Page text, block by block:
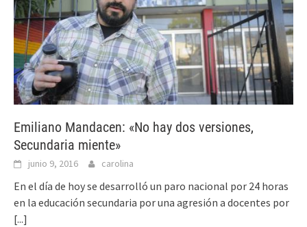
Emiliano Mandacen: «No hay dos versiones,
Secundaria miente»
junio 9, 2016 carolina
En el día de hoy se desarrolló un paro nacional por 24 horas
en la educación secundaria por una agresión a docentes por
[...]